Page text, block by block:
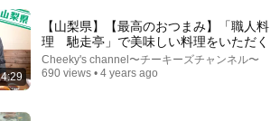
【山梨県】【最高のおつまみ】「職人料
理 馳走亭」で美味しい料理をいただく
Cheeky's channel〜チーキーズチャンネル〜
690 views • 4 years ago